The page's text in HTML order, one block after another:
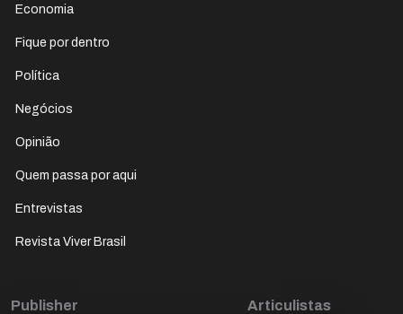
Economia
Fique por dentro
Política
Negócios
Opinião
Quem passa por aqui
Entrevistas
Revista Viver Brasil
Publisher
Articulistas